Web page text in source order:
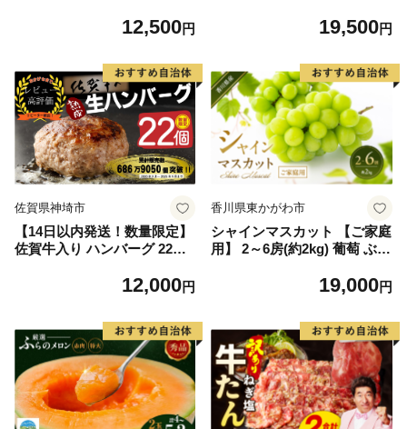
格外 不揃い さけ サケ 鮭切身
切り身 魚 わけあり
12,500円 19,500円
佐賀県神埼市
【14日以内発送！数量限定】
佐賀牛入り ハンバーグ 22個
毛和牛 ブランド牛 九州 ハン
(H083106)
12,000円
香川県東かがわ市
シャインマスカット 【ご家庭
用】 2～6房(約2kg) 葡萄 ぶど
もの 果実 旬の果物 旬のフル
19,000円